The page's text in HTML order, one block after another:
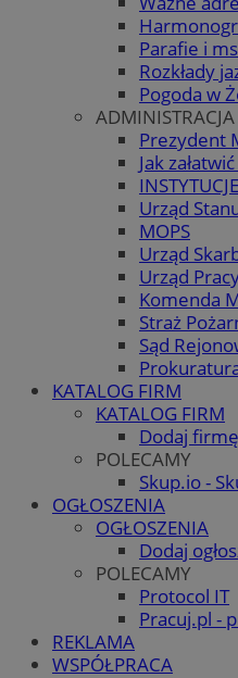
Parafie i
Rozkłady
Pogoda w
ADMINISTRACJA
Prezydent
Jak
INSTYTUCJE
Urząd
MOPS
Urząd
Urząd
Komenda
Straż
Sąd
KATALOG FIRM
KATALOG FIRM
Dodaj
POLECAMY
Skup.io -
OGŁOSZENIA
OGŁOSZENIA
Dodaj
POLECAMY
Protocol IT
Pracuj.pl -
REKLAMA
WSPÓŁPRACA